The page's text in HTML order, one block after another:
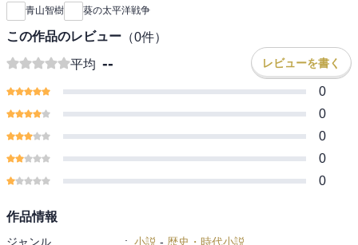
青山智樹 葵の太平洋戦争
この作品のレビュー （0件）
平均 -- レビューを書く
0
0
0
0
0
作品情報
ジャンル : 小説 - 歴史・時代小説